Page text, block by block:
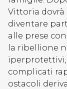
Vittoria
diventare
alle prese
la ribellione
iperprotettivi,
complicati
ostacoli